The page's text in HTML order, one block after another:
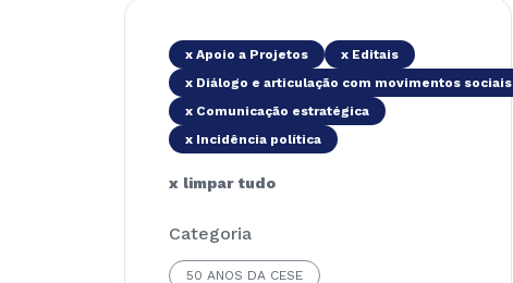
x Apoio a Projetos
x Editais
x Diálogo e articulação com movimentos sociais
x Comunicação estratégica
x Incidência política
x limpar tudo
Categoria
50 ANOS DA CESE